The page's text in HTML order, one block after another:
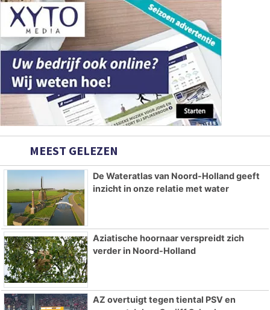
MEEST GELEZEN
De Wateratlas van Noord-Holland geeft
inzicht in onze relatie met water
Aziatische hoornaar verspreidt zich
verder in Noord-Holland
AZ overtuigt tegen tiental PSV en